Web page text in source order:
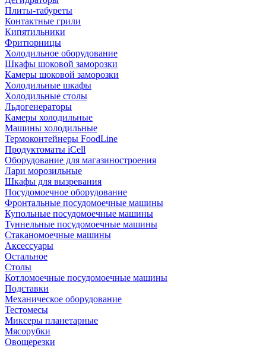
Плиты-табуреты
Контактные грили
Кипятильники
Фритюрницы
Холодильное оборудование
Шкафы шоковой заморозки
Камеры шоковой заморозки
Холодильные шкафы
Холодильные столы
Льдогенераторы
Камеры холодильные
Машины холодильные
Термоконтейнеры FoodLine
Продуктоматы iCell
Оборудование для магазиностроения
Лари морозильные
Шкафы для вызревания
Посудомоечное оборудование
Фронтальные посудомоечные машины
Купольные посудомоечные машины
Туннельные посудомоечные машины
Стаканомоечные машины
Аксессуары
Остальное
Столы
Котломоечные посудомоечные машины
Подставки
Механическое оборудование
Тестомесы
Миксеры планетарные
Мясорубки
Овощерезки